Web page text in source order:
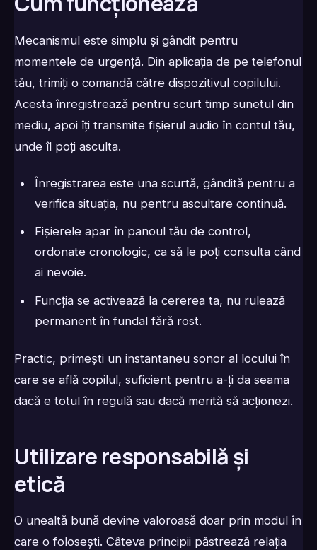
Mecanismul este simplu și gândit pentru
momentele de urgență. Din aplicația de pe telefonul
tău, trimiți o comandă către dispozitivul copilului.
Acesta înregistrează pentru scurt timp sunetul din
mediu, apoi îți transmite fișierul audio în contul tău,
unde îl poți asculta.
Înregistrarea este una scurtă, gândită pentru a
verifica situația, nu pentru ascultare continuă.
Fișierele apar în panoul tău de control,
ordonate cronologic, ca să le poți consulta când
ai nevoie.
Funcția se activează la cererea ta, nu rulează
permanent în fundal fără rost.
Practic, primești un instantaneu sonor al locului în
care se află copilul, suficient pentru a-ți da seama
dacă e totul în regulă sau dacă merită să acționezi.
Utilizare responsabilă și
etică
O unealtă bună devine valoroasă doar prin modul în
care o folosești. Câteva principii păstrează relația